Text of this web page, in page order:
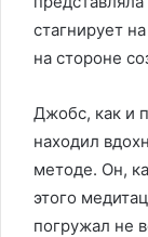
стагнирует
на стороне
Джобс, как и
находил
методе. Он,
этого
погружал не